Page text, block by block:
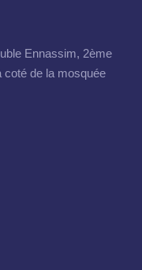
Ennassim, 2ème
coté de la mosquée